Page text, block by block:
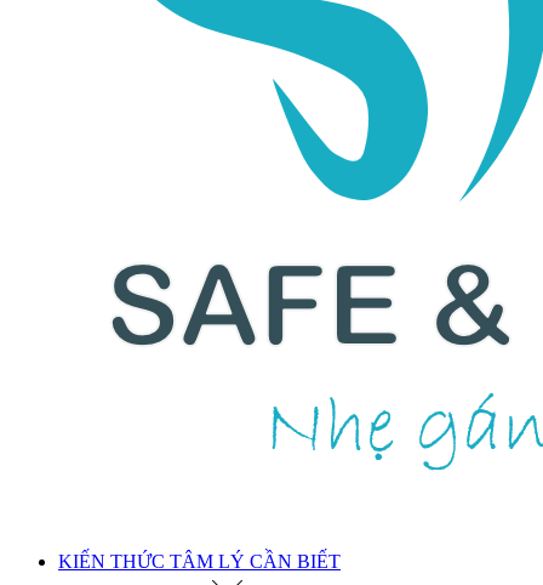
KIẾN THỨC TÂM LÝ CẦN BIẾT